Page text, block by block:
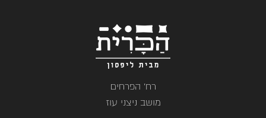
רח' הפרחים
מושב ניצני עוז